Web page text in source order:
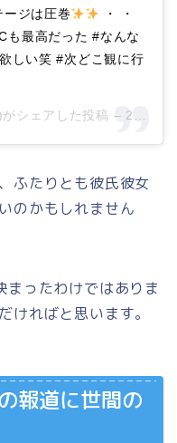
ージは圧巻
・ ・
最高だった #なんな
しい笑 #次どこ観に行
シェアした投稿 – 2018年12月月8日午前8時55分PST
ふたりとも彼氏彼女
のかもしれません
まったわけではありま
ければと思います。
報道に世間の